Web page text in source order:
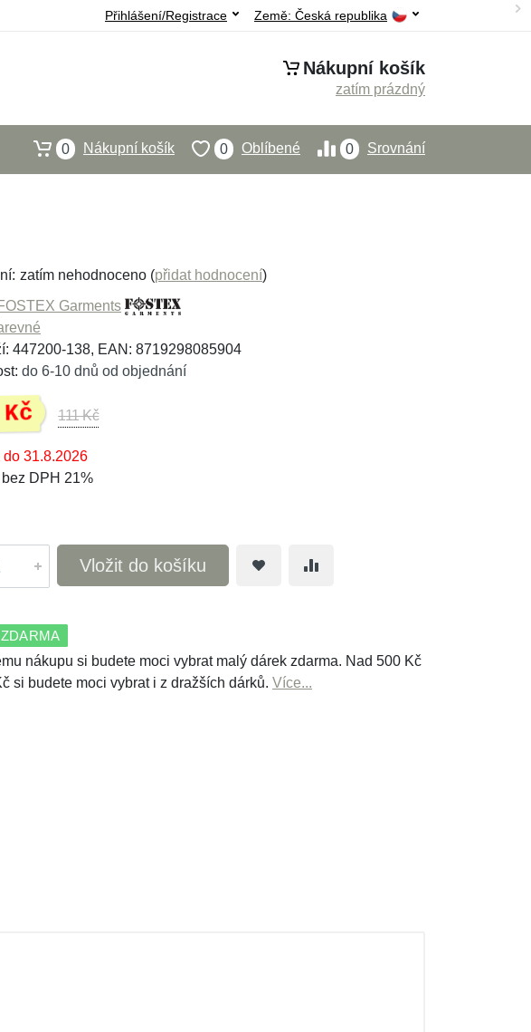
Země: Česká republika
Přihlášení/Registrace
Nákupní košík
zatím prázdný
0 Srovnání
0 Oblíbené
0 Nákupní košík
zatím nehodnoceno (přidat hodnocení)
FOSTEX Garments
447200-138, EAN: 8719298085904
do 6-10 dnů od objednání
111 Kč
31.8.2026
DPH 21%
Vložit do košíku
nákupu si budete moci vybrat malý dárek zdarma. Nad 500 Kč
si budete moci vybrat i z dražších dárků. Více...